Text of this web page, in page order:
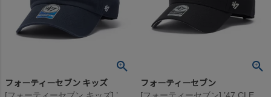
フォーティーセブン キッズ フォーティーセブン